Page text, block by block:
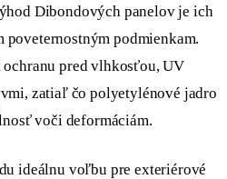
Dibondových panelov je ich
podmienkam.
pred vlhkosťou, UV
zatiaľ čo polyetylénové jadro
voči deformáciám.
ideálnu voľbu pre exteriérové